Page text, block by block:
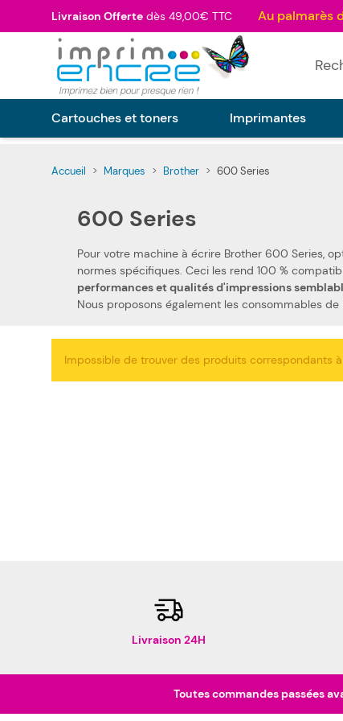
Livraison Offerte dès 49,00€ TTC
Cartouches et toners Imprimantes
Accueil > Marques > Brother > 600 Series
600 Series
Pour votre machine à écrire Brother 600 Series,
performances et qualités d'impressions
Nous proposons
Impossible de trouver des produits correspondants
Livraison 24H
Toutes commandes passées